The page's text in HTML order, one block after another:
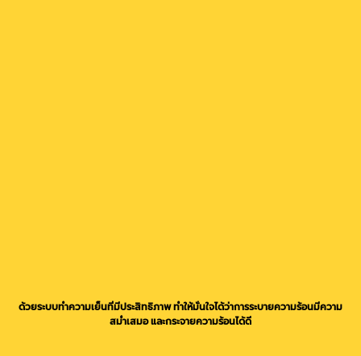
ด้วยระบบทำความเย็นที่มีประสิทธิภาพ ทำให้มั่นใจได้ว่าการระบายความร้อนมีความ
สม่ำเสมอ และกระจายความร้อนได้ดี